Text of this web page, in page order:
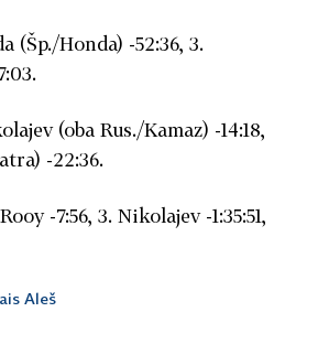
(Šp./Honda) -52:36, 3.
(oba Rus./Kamaz) -14:18,
-22:36.
-7:56, 3. Nikolajev -1:35:51,
Aleš